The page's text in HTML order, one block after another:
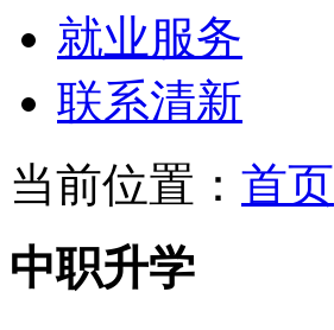
就业服务
联系清新
当前位置： 首页
中职升学